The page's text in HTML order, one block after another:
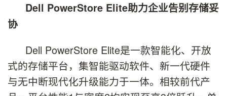
Dell PowerStore Elite助力企业告别存储妥
协
Dell PowerStore Elite是一款智能化、开放
式的存储平台，集智能驱动软件、新一代硬件
与无中断现代化升级能力于一体。相较前代产